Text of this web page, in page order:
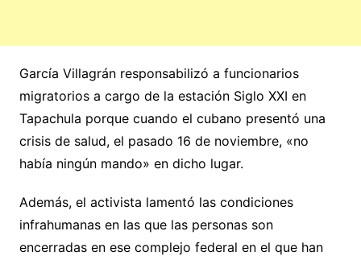
García Villagrán responsabilizó a funcionarios
migratorios a cargo de la estación Siglo XXI en
Tapachula porque cuando el cubano presentó una
crisis de salud, el pasado 16 de noviembre, «no
había ningún mando» en dicho lugar.
Además, el activista lamentó las condiciones
infrahumanas en las que las personas son
encerradas en ese complejo federal en el que han